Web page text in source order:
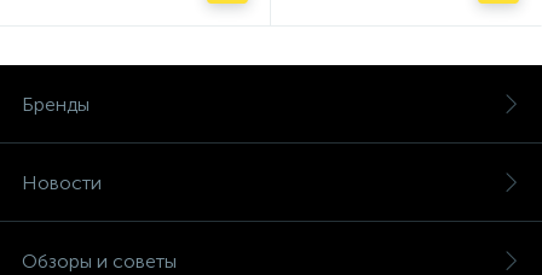
Бренды
Новости
Обзоры и советы